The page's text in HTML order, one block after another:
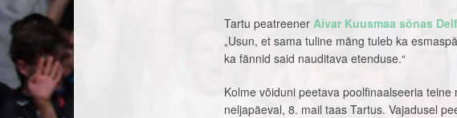
Tartu peatreener Aivar Kuusmaa sõnas
„Usun, et sama tuline mäng tuleb ka
ka fännid said nauditava etenduse.“
Kolme võiduni peetava poolfinaalseeria
neljapäeval, 8. mail taas Tartus. Vajadusel